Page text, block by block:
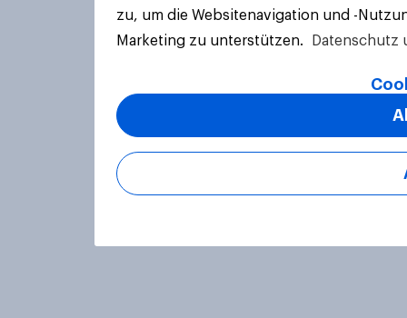
zu, um die Websitenavigation und -
Marketing zu unterstützen.
Datenschutz